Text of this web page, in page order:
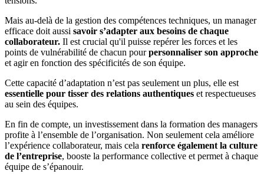
Mais au-delà de la gestion des compétences techniques, un manager
efficace doit aussi savoir s’adapter aux besoins de chaque
collaborateur. Il est crucial qu'il puisse repérer les forces et les
points de vulnérabilité de chacun pourpersonnaliser son approche
et agir en fonction des spécificités de son équipe.
Cette capacité d’adaptation n’est pas seulement un plus, elle est
essentielle pour tisser des relations authentiques et respectueuses
au sein des équipes.
En fin de compte, un investissement dans la formation des managers
profite à l’ensemble de l’organisation. Non seulement cela améliore
l’expérience collaborateur, mais cela renforce également la culture
de l’entreprise, booste la performance collective et permet à chaque
équipe de s’épanouir.